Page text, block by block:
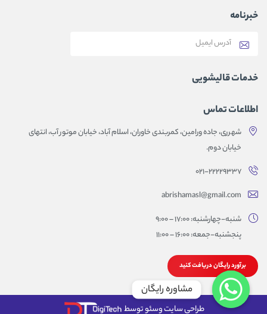
خبرنامه
خدمات قالیشویی
اطلاعات تماس
شهرری، جاده ورامین، کمربندی خاوران، اسلام آباد، خیابان موتور آب، انتهای
خیابان دوم.
۰۲۱-۲۲۲۲۹۳۳۷
abrishamasl@gmail.com
شنبه-چهارشنبه: 17:00 – 9:00
پنجشنبه-جمعه: 16:00 – 11:00
برآورد رایگان دریافت کنید
طراحی سایت وسئو توسط
مشاوره رایگان